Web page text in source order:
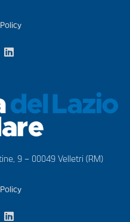
9 – 00049 Velletri (RM)